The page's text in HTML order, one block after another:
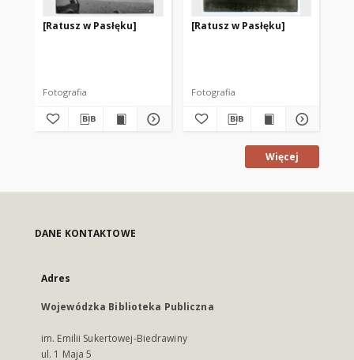
[Ratusz w Pasłęku]
Fotografia
[Ratusz w Pasłęku]
Fotografia
Więcej
DANE KONTAKTOWE
Adres
Wojewódzka Biblioteka Publiczna
im. Emilii Sukertowej-Biedrawiny
ul. 1 Maja 5